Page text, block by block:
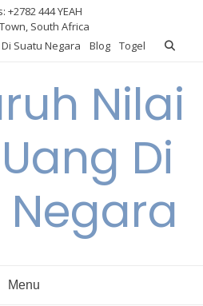
+2782 444 YEAH
South Africa
Suatu Negara
Blog Togel
Nilai
Di
Menu